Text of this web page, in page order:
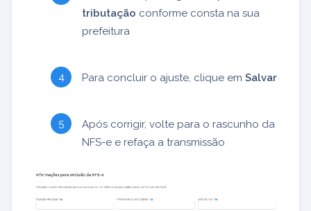
tributação conforme consta na sua
prefeitura
Para concluir o ajuste, clique em Salvar
Após corrigir, volte para o rascunho da
NFS-e e refaça a transmissão